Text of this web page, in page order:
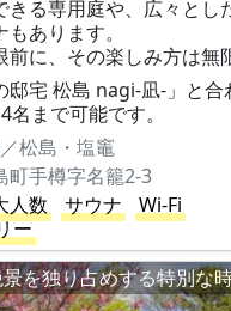
きる専用庭や、広々とし
あります。
に、その楽しみ方は無
邸宅 松島 nagi-凪-」と合
まで可能です。
松島・塩竈
町手樽字名籠2-3
人数 サウナ
Wi-Fi
ー
を独り占めする特別な